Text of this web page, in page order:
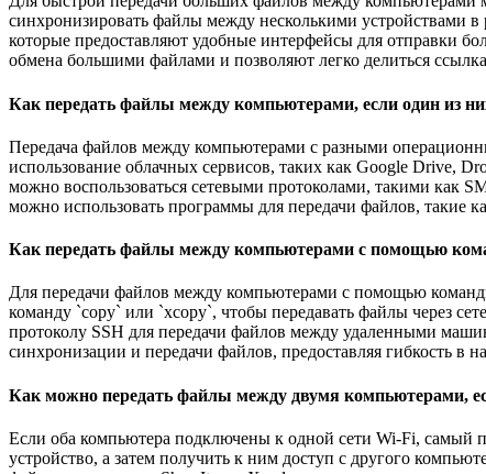
синхронизировать файлы между несколькими устройствами
которые предоставляют удобные интерфейсы для отправки
обмена большими файлами и позволяют легко делиться
Как передать файлы между компьютерами, если один из
Передача файлов между компьютерами с разными
использование облачных сервисов, таких как Google Drive,
можно воспользоваться сетевыми протоколами, такими как
можно использовать программы для передачи файлов, такие
Как передать файлы между компьютерами с помощью
Для передачи файлов между компьютерами с помощью
команду `copy` или `xcopy`, чтобы передавать файлы через
протоколу SSH для передачи файлов между удаленными
синхронизации и передачи файлов, предоставляя гибкость в
Как можно передать файлы между двумя компьютерами,
Если оба компьютера подключены к одной сети Wi-Fi, самый
устройство, а затем получить к ним доступ с другого